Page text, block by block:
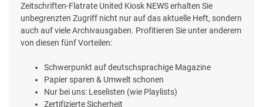
Zeitschriften-Flatrate United Kiosk NEWS erhalten Sie
unbegrenzten Zugriff nicht nur auf das aktuelle Heft, sondern
auch auf viele Archivausgaben. Profitieren Sie unter anderem
von diesen fünf Vorteilen:
Schwerpunkt auf deutschsprachige Magazine
Papier sparen & Umwelt schonen
Nur bei uns: Leselisten (wie Playlists)
Zertifizierte Sicherheit